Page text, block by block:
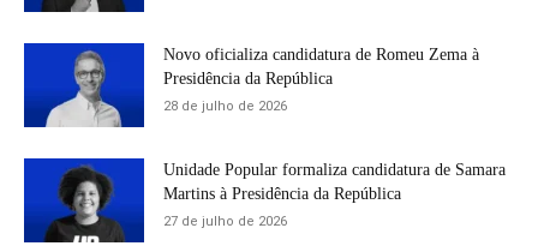
Novo oficializa candidatura de Romeu Zema à
Presidência da República
28 de julho de 2026
Unidade Popular formaliza candidatura de Samara
Martins à Presidência da República
27 de julho de 2026